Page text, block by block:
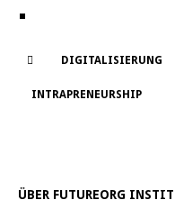
DIGITALISIERUNG
INTRAPRENEURSHIP
ÜBER FUTUREORG